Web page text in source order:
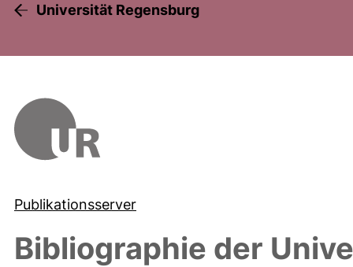
Universität Regensburg
Publikationsserver
Bibliographie der